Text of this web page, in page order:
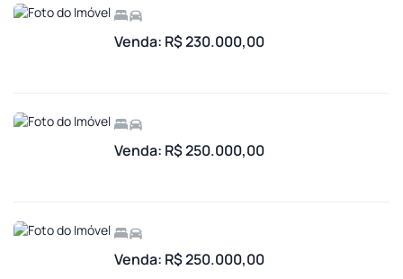
Venda: R$ 230.000,00
Venda: R$ 250.000,00
Venda: R$ 250.000,00